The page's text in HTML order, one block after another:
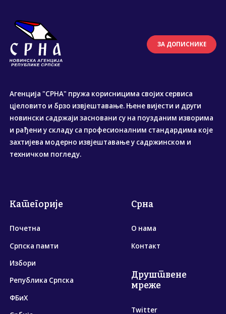
ЗА ДОПИСНИКЕ
Агенција "СРНА" пружа корисницима својих сервиса
цјеловито и брзо извјештавање. Њене вијести и други
новински садржаји засновани су на поузданим изворима
и рађени у складу са професионалним стандардима које
захтијева модерно извјештавање у садржинском и
техничком погледу.
Категорије
Почетна
Српска памти
Избори
Република Српска
ФБиХ
Срна
О нама
Контакт
Друштвене
мреже
Twitter